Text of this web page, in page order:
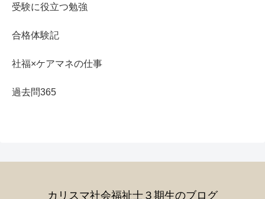
受験に役立つ勉強
合格体験記
社福×ケアマネの仕事
過去問365
カリスマ社会福祉士３期生のブログ